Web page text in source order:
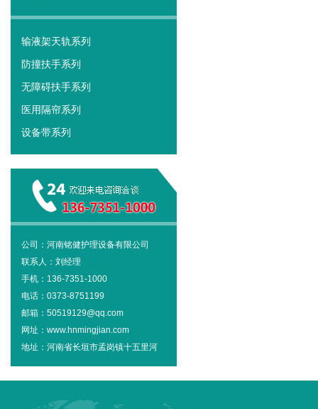
输液架天轨系列
防撞扶手系列
无障碍扶手系列
医用隔帘系列
设备带系列
公司：河南铭健护理设备有限公司
联系人：刘经理
手机：136-7351-1000
电话：0373-8751199
邮箱：50519129@qq.com
网址：www.hnmingjian.com
地址：河南省长垣市孟岗镇十五里河